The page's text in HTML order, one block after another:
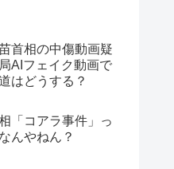
首相の中傷動画疑
AIフェイク動画で
はどうする？
「コアラ事件」っ
んやねん？